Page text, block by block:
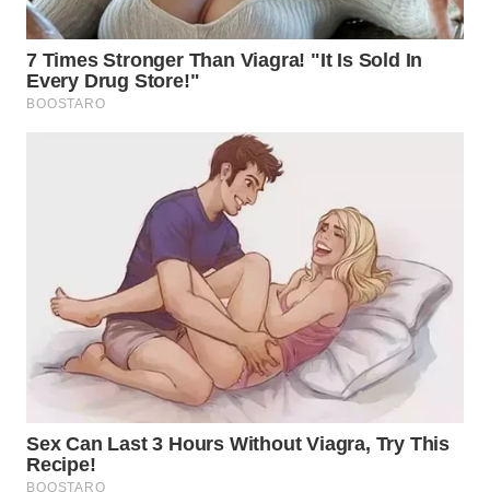
WN DELI
SERDANG
WN
KARAWANG
WN
BEKASI
WN
BOGOR